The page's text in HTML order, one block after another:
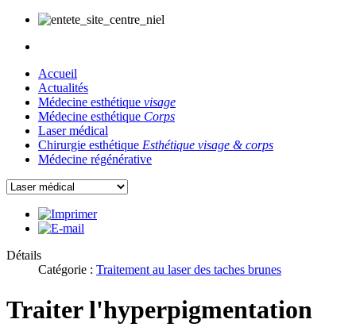
Accueil
Actualités
Médecine esthétique visage
Médecine esthétique Corps
Laser médical
Chirurgie esthétique Esthétique visage & corps
Médecine régénérative
Détails
Catégorie : Traitement au laser des taches brunes
Traiter l'hyperpigmentation